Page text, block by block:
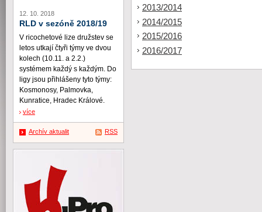
2013/2014
2014/2015
2015/2016
2016/2017
12. 10. 2018
RLD v sezóně 2018/19
V ricochetové lize družstev se
letos utkají čtyři týmy ve dvou
kolech (10.11. a 2.2.)
systémem každý s každým. Do
ligy jsou přihlášeny tyto týmy:
Kosmonosy, Palmovka,
Kunratice, Hradec Králové.
více
Archív aktualit RSS